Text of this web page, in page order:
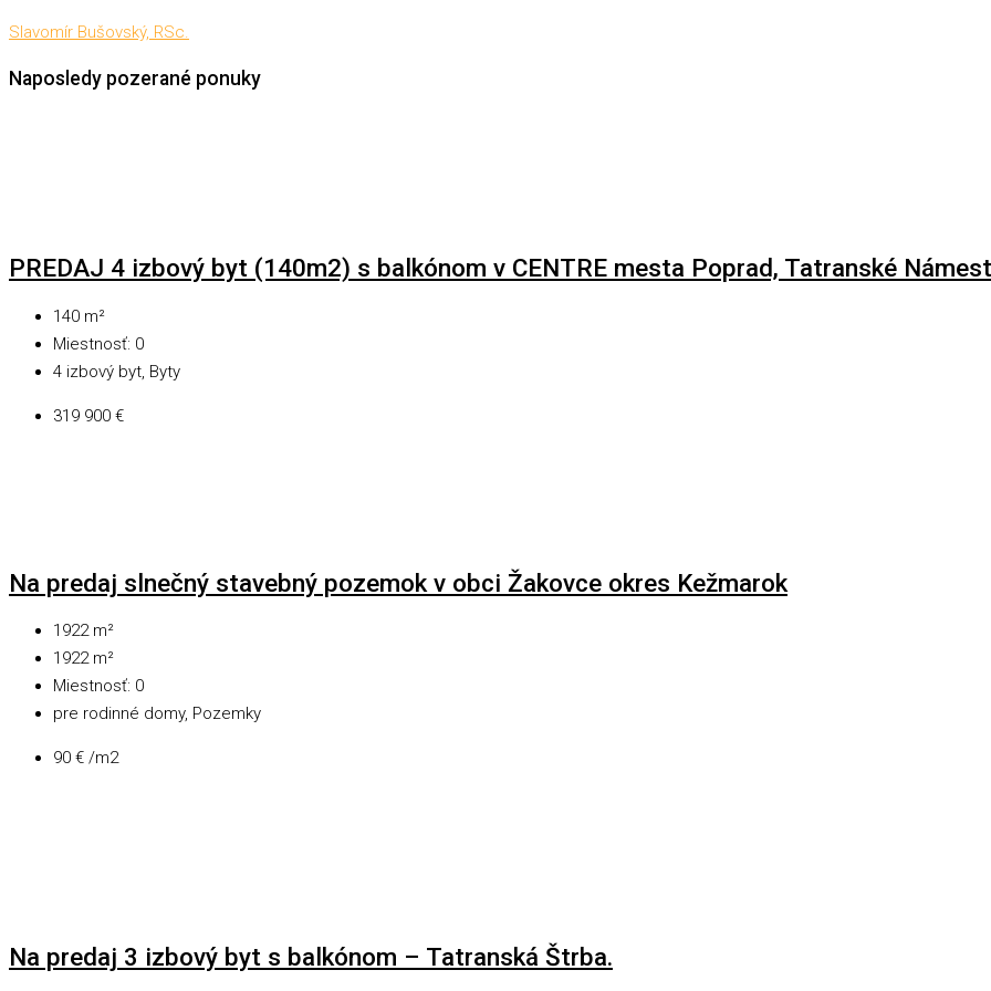
Slavomír Bušovský, RSc.
Naposledy pozerané ponuky
PREDAJ 4 izbový byt (140m2) s balkónom v CENTRE mesta Poprad, Tatranské
140 m²
Miestnosť: 0
4 izbový byt, Byty
319 900 €
Na predaj slnečný stavebný pozemok v obci Žakovce okres Kežmarok
1922m²
1922 m²
Miestnosť: 0
pre rodinné domy, Pozemky
90 € /m2
Na predaj 3 izbový byt s balkónom – Tatranská Štrba.